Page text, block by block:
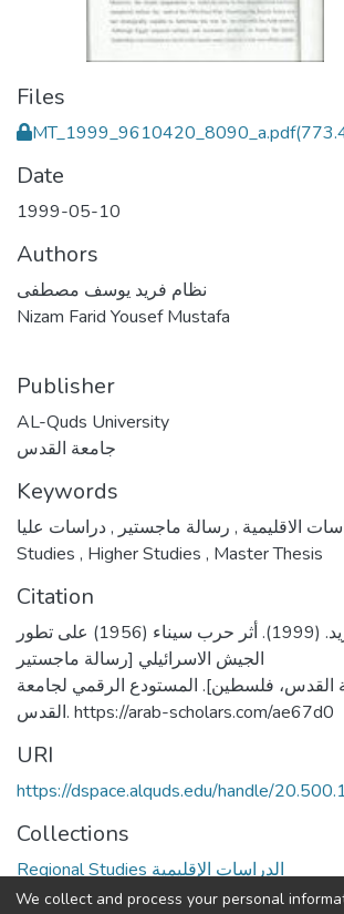
Files
MT_1999_9610420_8090_a.pdf
Date
1999-05-10
Authors
نظام فريد يوسف مصطفى
Nizam Farid Yousef Mustafa
Publisher
AL-Quds University
جامعة القدس
Keywords
الاقليمية , رسالة ماجستير ,
Studies , Higher Studies , Master Thesis
Citation
مصطفى، نظام فريد. (1999). أثر حرب سيناء (1956) على تطور
الجيش الاسرائيلي [رسالة ماجستير
القدس، فلسطين]. المستودع الرقمي لجامعة
القدس. https://arab-scholars.com/ae67d0
URI
https://dspace.alquds.edu/handle/
Collections
Regional Studies الدراسات الإقليمية
We collect and process your personal